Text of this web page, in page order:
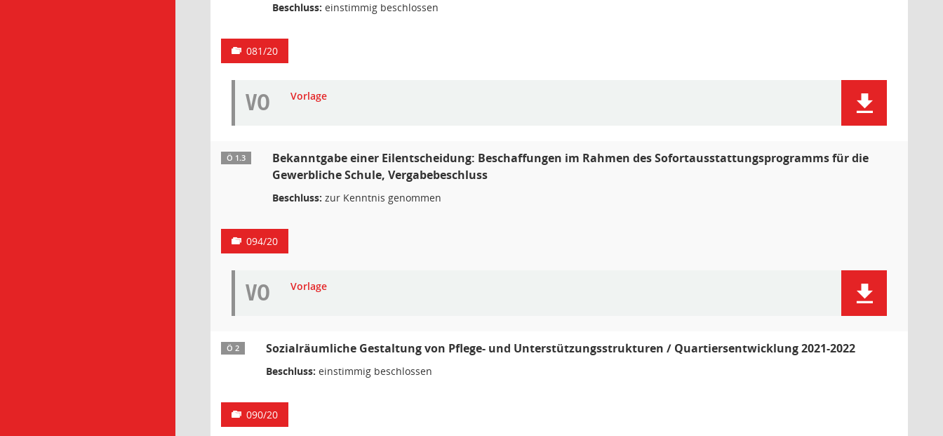
Beschluss: einstimmig beschlossen
081/20
VO Vorlage
Ö 1.3
Bekanntgabe einer Eilentscheidung: Beschaffungen im Rahmen des Sofortausstattungsprogramms für die
Gewerbliche Schule, Vergabebeschluss
Beschluss: zur Kenntnis genommen
094/20
VO Vorlage
Ö 2 Sozialräumliche Gestaltung von Pflege- und Unterstützungsstrukturen / Quartiersentwicklung 2021-2022
Beschluss: einstimmig beschlossen
090/20